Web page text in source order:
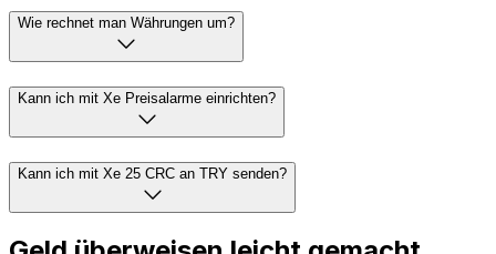
Wie rechnet man Währungen um?
Kann ich mit Xe Preisalarme einrichten?
Kann ich mit Xe 25 CRC an TRY senden?